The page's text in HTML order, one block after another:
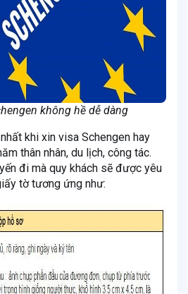
không hề dễ dàng
khi xin visa Schengen hay
thân nhân, du lịch, công tác.
đi mà quy khách sẽ được yêu
tờ tương ứng như: